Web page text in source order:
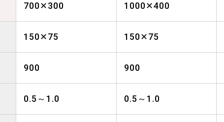
700✕300 1000✕400
150✕75 150✕75
900 900
0.5～1.0 0.5～1.0